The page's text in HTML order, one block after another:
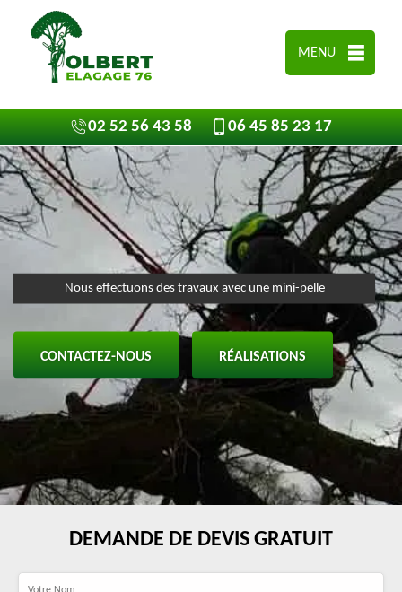
MENU
02 52 56 43 58 06 45 85 23 17
Nous effectuons des travaux avec une mini-pelle
CONTACTEZ-NOUS RÉALISATIONS
DEMANDE DE DEVIS GRATUIT